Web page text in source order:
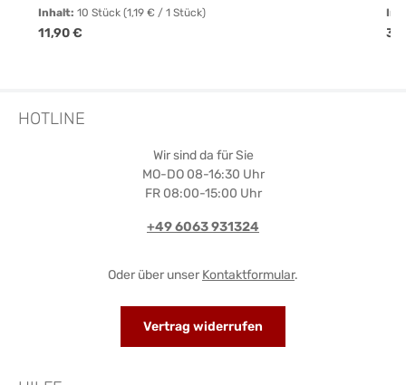
Inhalt:10 Stück(1,19 € / 1 Stück)
Regulärer Preis:
11,90 €
HOTLINE
Wir sind da für Sie
MO-DO 08-16:30 Uhr
FR 08:00-15:00 Uhr
+49 6063 931324
Oder über unser Kontaktformular.
Vertrag widerrufen